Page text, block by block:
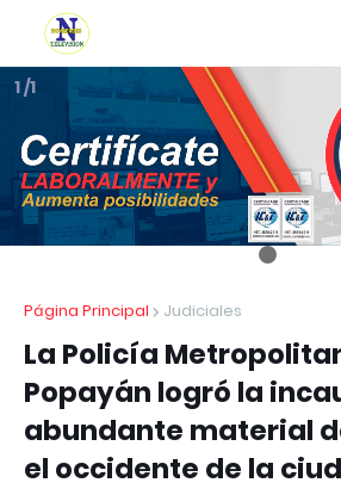
1 /1
Página Principal Judiciales
La Policía
Popayán logró la
abundante material
el occidente de la